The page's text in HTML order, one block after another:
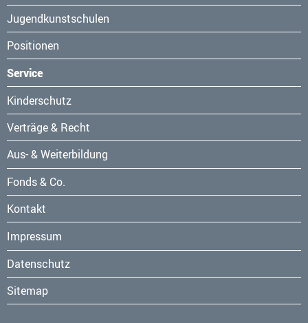
Jugendkunstschulen
Positionen
Service
Navigation
überspringen
Kinderschutz
Verträge & Recht
Aus- & Weiterbildung
Fonds & Co.
Kontakt
Navigation
überspringen
Impressum
Datenschutz
Sitemap